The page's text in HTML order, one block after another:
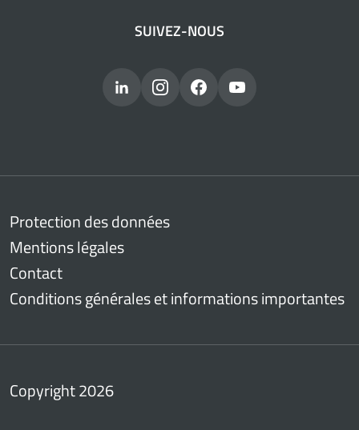
SUIVEZ-NOUS
Protection des données
Mentions légales
Contact
Conditions générales et informations importantes
Copyright 2026